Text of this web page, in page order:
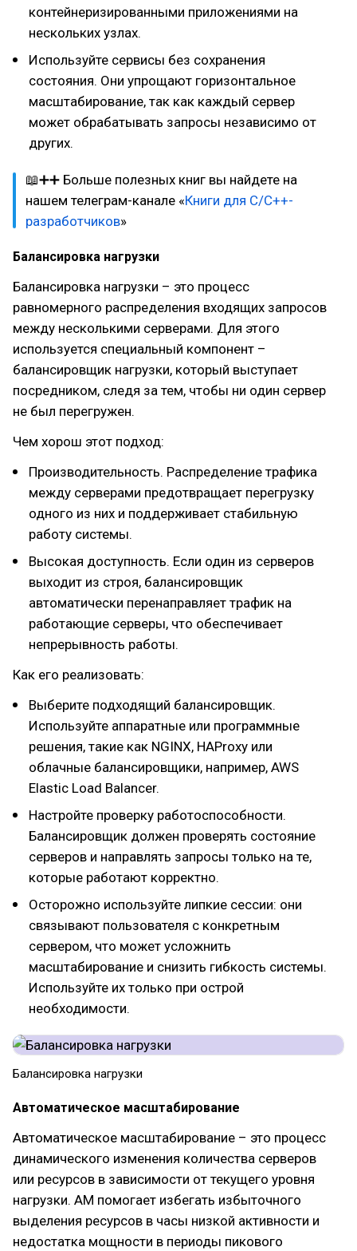
контейнеризированными приложениями на
нескольких узлах.
Используйте сервисы без сохранения
состояния. Они упрощают горизонтальное
масштабирование, так как каждый сервер
может обрабатывать запросы независимо от
других.
📖➕➕ Больше полезных книг вы найдете на
нашем телеграм-канале «Книги для C/C++-
разработчиков»
Балансировка нагрузки
Балансировка нагрузки – это процесс
равномерного распределения входящих запросов
между несколькими серверами. Для этого
используется специальный компонент –
балансировщик нагрузки, который выступает
посредником, следя за тем, чтобы ни один сервер
не был перегружен.
Чем хорош этот подход:
Производительность. Распределение трафика
между серверами предотвращает перегрузку
одного из них и поддерживает стабильную
работу системы.
Высокая доступность. Если один из серверов
выходит из строя, балансировщик
автоматически перенаправляет трафик на
работающие серверы, что обеспечивает
непрерывность работы.
Как его реализовать:
Выберите подходящий балансировщик.
Используйте аппаратные или программные
решения, такие как NGINX, HAProxy или
облачные балансировщики, например, AWS
Elastic Load Balancer.
Настройте проверку работоспособности.
Балансировщик должен проверять состояние
серверов и направлять запросы только на те,
которые работают корректно.
Осторожно используйте липкие сессии: они
связывают пользователя с конкретным
сервером, что может усложнить
масштабирование и снизить гибкость системы.
Используйте их только при острой
необходимости.
Балансировка нагрузки
Автоматическое масштабирование
Автоматическое масштабирование – это процесс
динамического изменения количества серверов
или ресурсов в зависимости от текущего уровня
нагрузки. АМ помогает избегать избыточного
выделения ресурсов в часы низкой активности и
недостатка мощности в периоды пикового